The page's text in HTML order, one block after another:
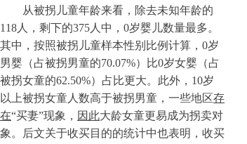
从被拐儿童年龄来看，除去未知年龄的
118人，剩下的375人中，0岁婴儿数量最多。
其中，按照被拐儿童样本性别比例计算，0岁
男婴（占被拐男童的70.07%）比0岁女婴（占
被拐女童的62.50%）占比更大。此外，10岁
以上被拐女童人数高于被拐男童，一些地区存
在“买妻”现象， 因此大龄女童更易成为拐卖对
象。后文关于收买目的的统计中也表明，收买